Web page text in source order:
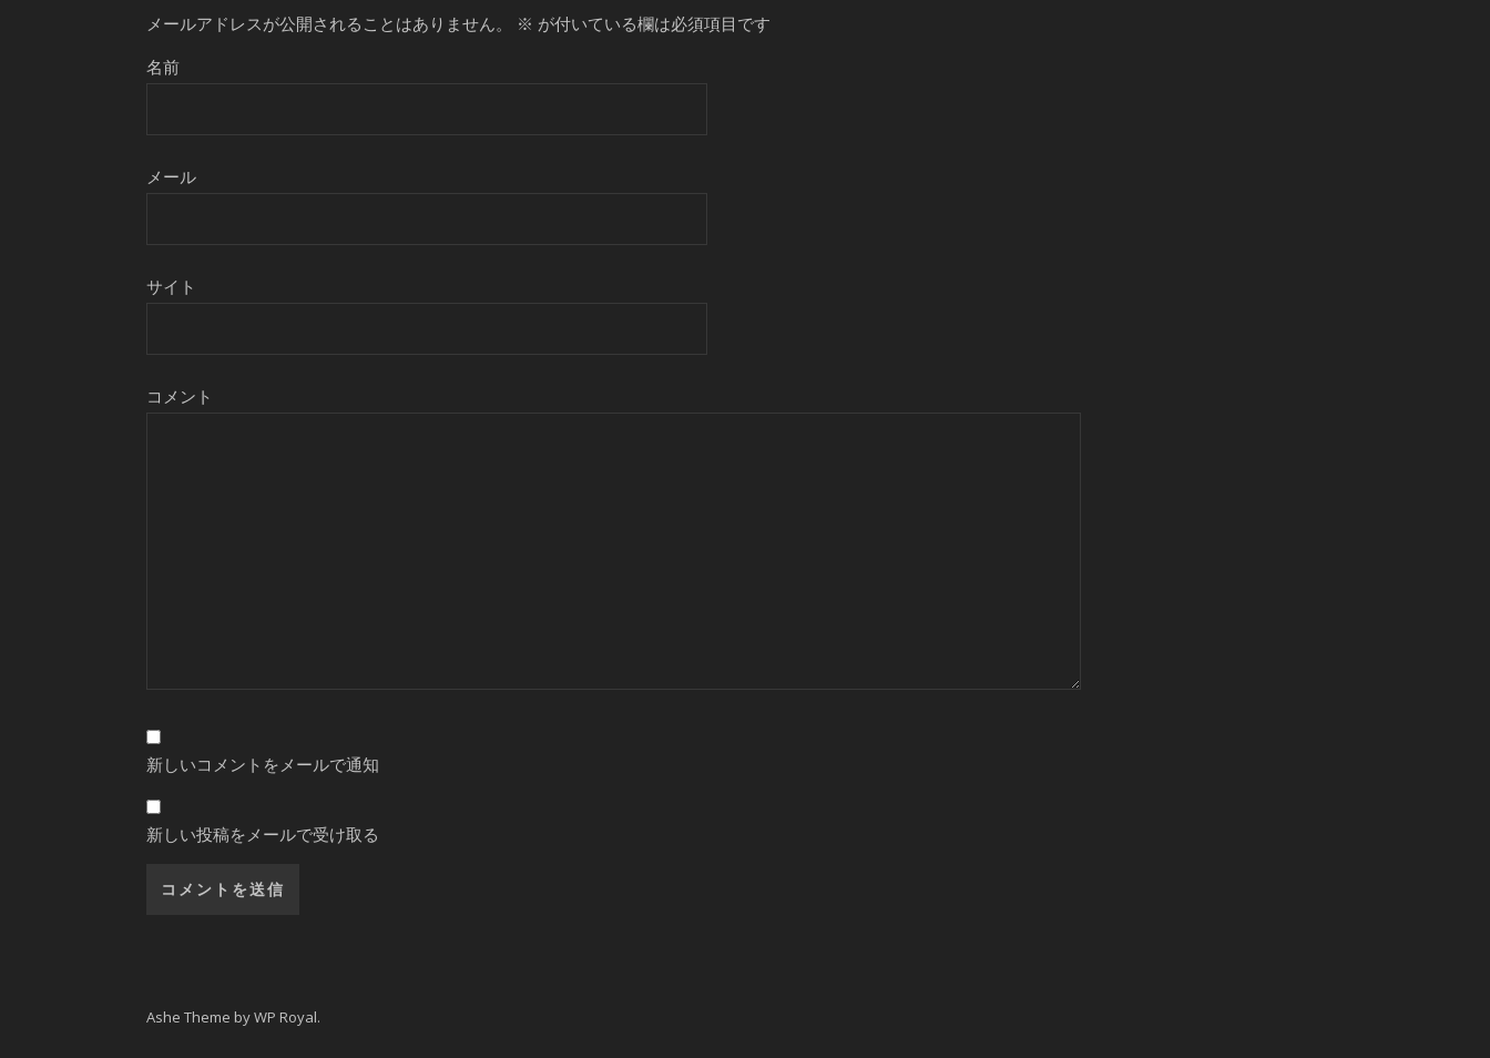
メールアドレスが公開されることはありません。 ※ が付いている欄は必須項目です
名前
メール
サイト
コメント
新しいコメントをメールで通知
新しい投稿をメールで受け取る
Ashe Theme byWP Royal.